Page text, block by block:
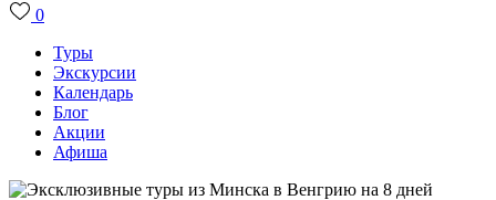
0
Туры
Экскурсии
Календарь
Блог
Акции
Афиша